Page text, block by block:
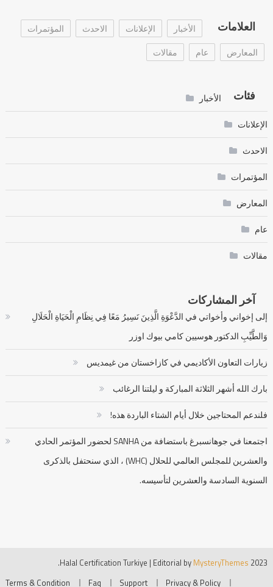
العلامات الأخبار الإعلانات الاحدث
المؤتمرات
المعارض
عام مقالات
فئات الأخبار
الإعلانات
الاحدث
المؤتمرات
المعارض
عام
مقالات
آخر المشاركات
إلى إخواني وأخواتي في الدَّعْوَةِ الَّذِينَ نَسِيرُ مَعًا فِي نِظَامِ الْحَيَاةِ الْحَلَالِ
وَالطَّيِّبِ الدكتور هوسيين كامي بيوك اوزر
زيارات التعاون الأكاديمي في كازاخستان من غيمديس
بارك الله أشهر الثلاثة المباركة و ليلتنا الرغائب
فلندعم المحتاجين خلال أيام الشتاء الباردة هذه!
اجتمعنا في جوهانسبرغ باستضافة من SANHA لحضور المؤتمر الحادي
والعشرين للمجلس العالمي للحلال (WHC) ، الذي سنحتفل بالذكرى
السنوية السادسة والعشرين لتأسيسه.
2023 Halal Certification Turkiye
| Editorial by MysteryThemes
.
Privacy & Policy
Support
Faq
Terms & Condition